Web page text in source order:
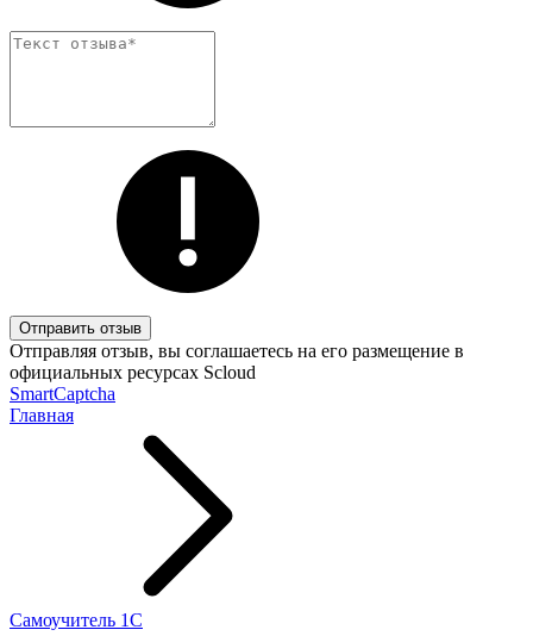
Отправить отзыв
Отправляя отзыв, вы соглашаетесь на его размещение в
официальных ресурсах Scloud
SmartCaptcha
Главная
Самоучитель 1С